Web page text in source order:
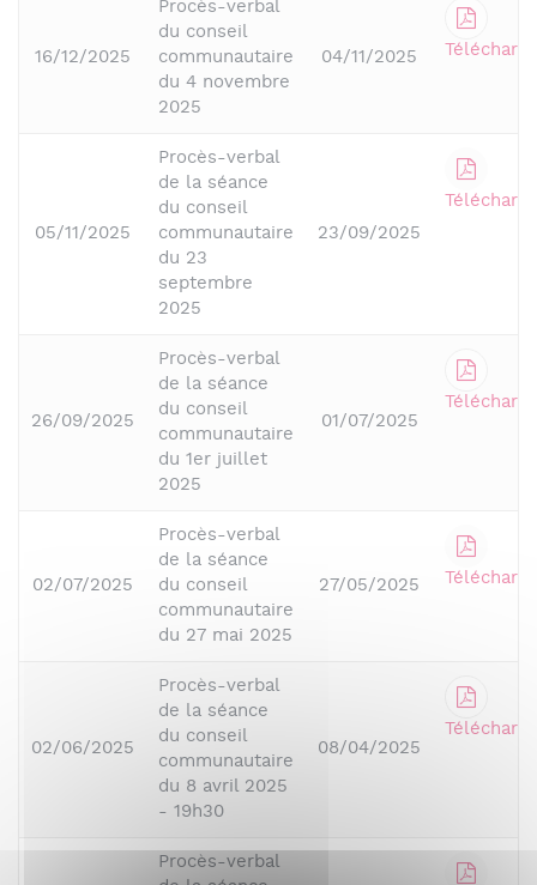
16/12/2025
Procès-verbal
du conseil
communautaire
du 4 novembre
2025
04/11/2025
05/11/2025
Procès-verbal
de la séance
du conseil
communautaire
du 23
septembre
2025
23/09/2025
26/09/2025
Procès-verbal
de la séance
du conseil
communautaire
du 1er juillet
2025
01/07/2025
02/07/2025
Procès-verbal
de la séance
du conseil
communautaire
du 27 mai 2025
27/05/2025
02/06/2025
Procès-verbal
de la séance
du conseil
communautaire
du 8 avril 2025
- 19h30
08/04/2025
Procès-verbal